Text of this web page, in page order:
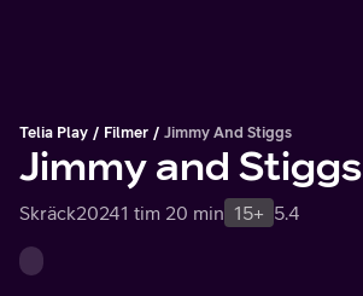
Telia Play Filmer Jimmy And Stiggs
Jimmy and Stiggs
Skräck20241 tim 20 min 15+ 5.4